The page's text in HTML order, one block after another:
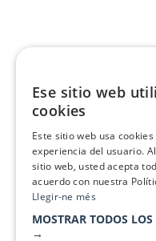
Ese sitio web
cookies
Este sitio web usa
experiencia del usuario.
sitio web, usted acepta
acuerdo con nuestra
Llegir-ne més
MOSTRAR TODOS LOS
→